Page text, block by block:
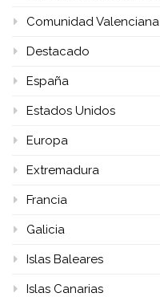
Comunidad Valenciana
Destacado
España
Estados Unidos
Europa
Extremadura
Francia
Galicia
Islas Baleares
Islas Canarias